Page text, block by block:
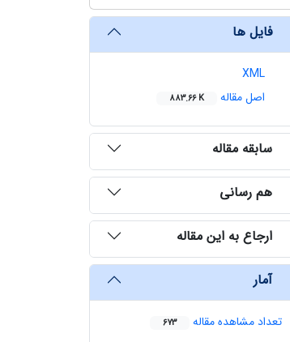
فایل ها
XML
اصل مقاله
883.66 K
سابقه مقاله
هم رسانی
ارجاع به این مقاله
آمار
تعداد مشاهده مقاله 673